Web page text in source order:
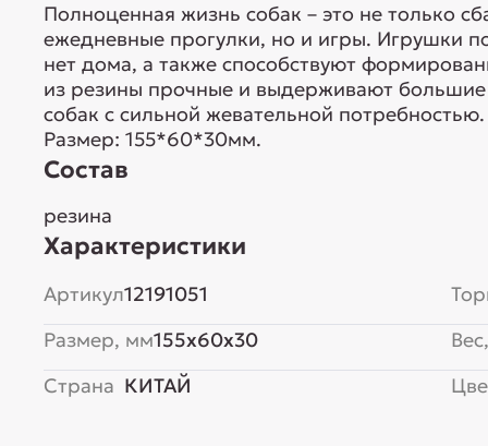
Полноценная жизнь собак – это не только
ежедневные прогулки, но и игры. Игрушки
нет дома, а также способствуют
из резины прочные и выдерживают
собак с сильной жевательной
Размер: 155*60*30мм.
Состав
резина
Характеристики
Артикул12191051
Размер, мм155x60x30
Страна КИТАЙ